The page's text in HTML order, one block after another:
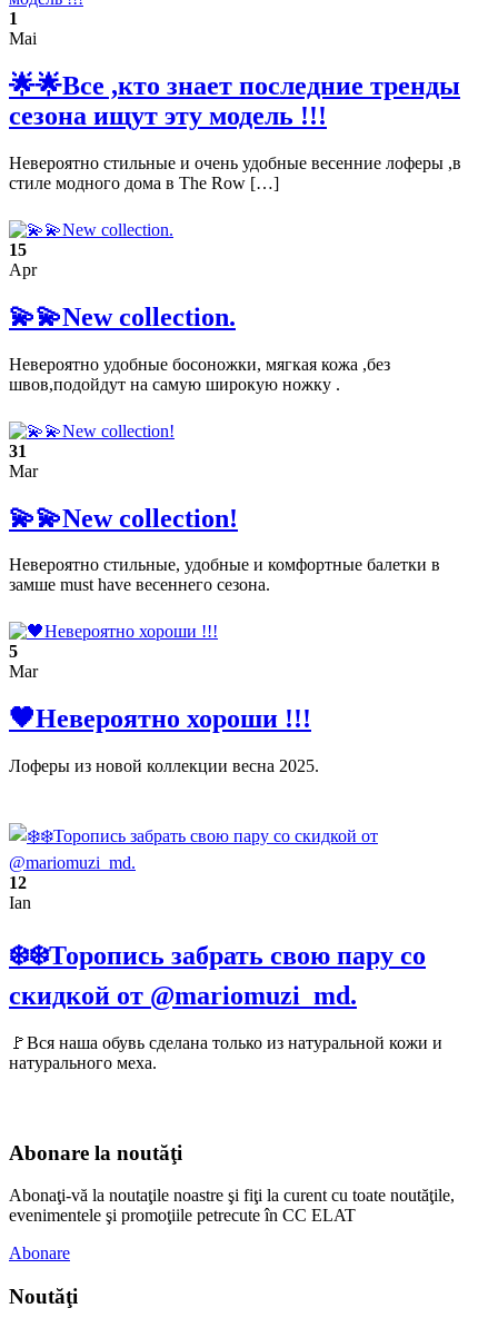
1
Mai
🌟🌟Все ,кто знает последние тренды
сезона ищут эту модель !!!
Невероятно стильные и очень удобные весенние лоферы ,в
стиле модного дома в The Row […]
15
Apr
💫💫New collection.
Невероятно удобные босоножки, мягкая кожа ,без
швов,подойдут на самую широкую ножку .
31
Mar
💫💫New collection!
Невероятно стильные, удобные и комфортные балетки в
замше must have весеннего сезона.
5
Mar
🖤Невероятно хороши !!!
Лоферы из новой коллекции весна 2025.
12
Ian
❄️❄️Торопись забрать свою пару со
скидкой от @mariomuzi_md.
🚩Вся наша обувь сделана только из натуральной кожи и
натурального меха.
Abonare la noutăţi
Abonaţi-vă la noutaţile noastre şi fiţi la curent cu toate noutăţile,
evenimentele şi promoţiile petrecute în CC ELAT
Abonare
Noutăţi